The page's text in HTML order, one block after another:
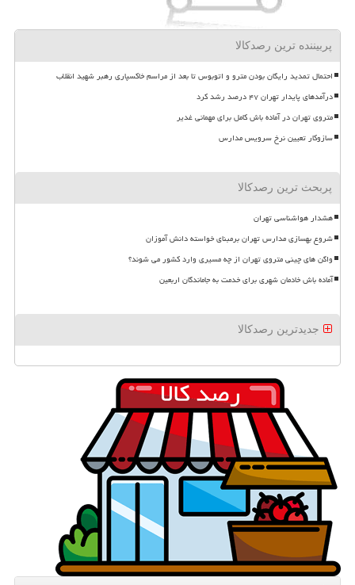
پربیننده ترین رصدکالا
احتمال تمدید رایگان بودن مترو و اتوبوس تا بعد از مراسم خاکسپاری رهبر شهید انقلاب
درآمدهای پایدار تهران ۴۷ درصد رشد کرد
متروی تهران در آماده باش کامل برای مهمانی غدیر
سازوکار تعیین نرخ سرویس مدارس
پربحث ترین رصدکالا
هشدار هواشناسی تهران
شروع بهسازی مدارس تهران برمبنای خواسته دانش آموزان
واگن های چینی متروی تهران از چه مسیری وارد کشور می شوند؟
آماده باش خادمان شهری برای خدمت به جاماندگان اربعین
جدیدترین رصدکالا